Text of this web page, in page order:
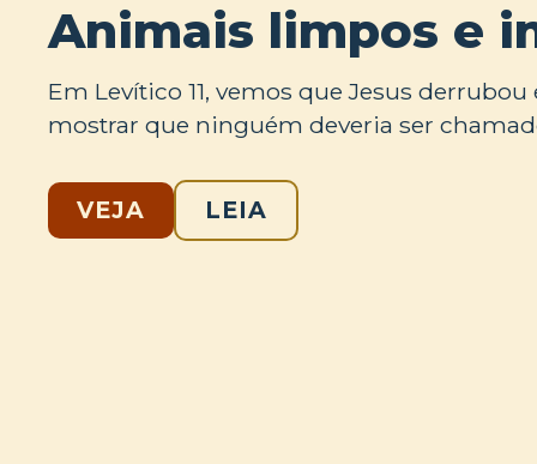
Animais limpos e
Em Levítico 11, vemos que Jesus
mostrar que ninguém deveria ser
VEJA LEIA